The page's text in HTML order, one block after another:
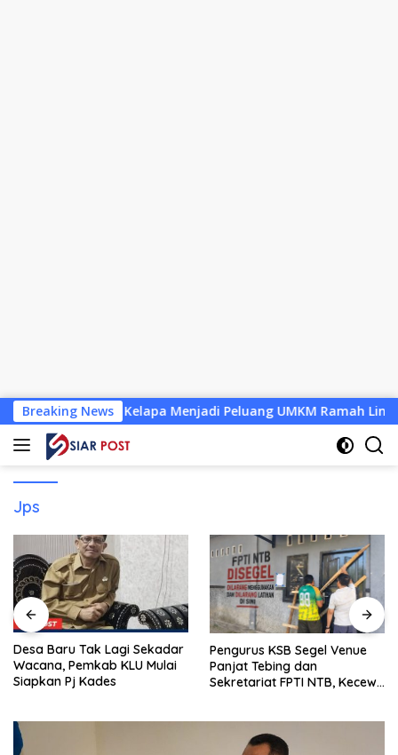
Langsung
ke
konten
Breaking News
Sabut Kelapa Menjadi Peluang UMKM Ramah Lingkungan
Jps
Desa Baru Tak Lagi Sekadar
Wacana, Pemkab KLU Mulai
Siapkan Pj Kades
Pengurus KSB Segel Venue
Panjat Tebing dan
Sekretariat FPTI NTB, Kecewa